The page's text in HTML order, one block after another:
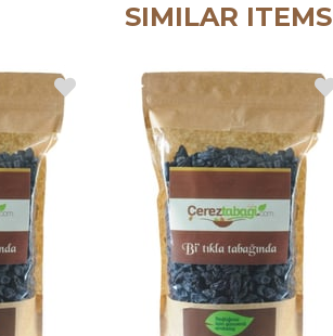
SIMILAR ITEMS